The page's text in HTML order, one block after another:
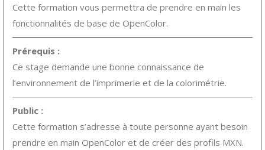
Cette formation vous permettra de prendre en main les
fonctionnalités de base de OpenColor.
Prérequis :
Ce stage demande une bonne connaissance de
l’environnement de l’imprimerie et de la colorimétrie.
Public :
Cette formation s’adresse à toute personne ayant besoin
prendre en main OpenColor et de créer des profils MXN.